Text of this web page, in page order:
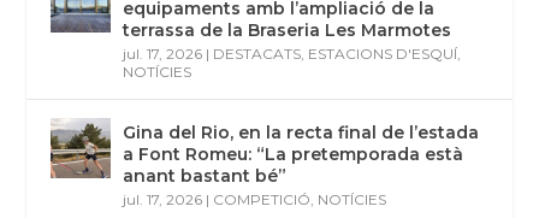
equipaments amb l’ampliació de la
terrassa de la Braseria Les Marmotes
jul. 17, 2026 | DESTACATS ESTACIONS D'ESQUÍ
NOTÍCIES
Gina del Rio, en la recta final de l’estada
a Font Romeu: “La pretemporada està
anant bastant bé”
jul. 17, 2026 | COMPETICIÓ NOTÍCIES